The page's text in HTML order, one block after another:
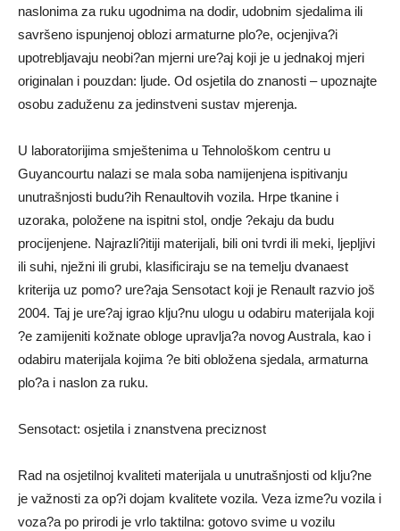
naslonima za ruku ugodnima na dodir, udobnim sjedalima ili
savršeno ispunjenoj oblozi armaturne plo?e, ocjenjiva?i
upotrebljavaju neobi?an mjerni ure?aj koji je u jednakoj mjeri
originalan i pouzdan: ljude. Od osjetila do znanosti – upoznajte
osobu zaduženu za jedinstveni sustav mjerenja.
U laboratorijima smještenima u Tehnološkom centru u
Guyancourtu nalazi se mala soba namijenjena ispitivanju
unutrašnjosti budu?ih Renaultovih vozila. Hrpe tkanine i
uzoraka, položene na ispitni stol, ondje ?ekaju da budu
procijenjene. Najrazli?itiji materijali, bili oni tvrdi ili meki, ljepljivi
ili suhi, nježni ili grubi, klasificiraju se na temelju dvanaest
kriterija uz pomo? ure?aja Sensotact koji je Renault razvio još
2004. Taj je ure?aj igrao klju?nu ulogu u odabiru materijala koji
?e zamijeniti kožnate obloge upravlja?a novog Australa, kao i
odabiru materijala kojima ?e biti obložena sjedala, armaturna
plo?a i naslon za ruku.
Sensotact: osjetila i znanstvena preciznost
Rad na osjetilnoj kvaliteti materijala u unutrašnjosti od klju?ne
je važnosti za op?i dojam kvalitete vozila. Veza izme?u vozila i
voza?a po prirodi je vrlo taktilna: gotovo svime u vozilu